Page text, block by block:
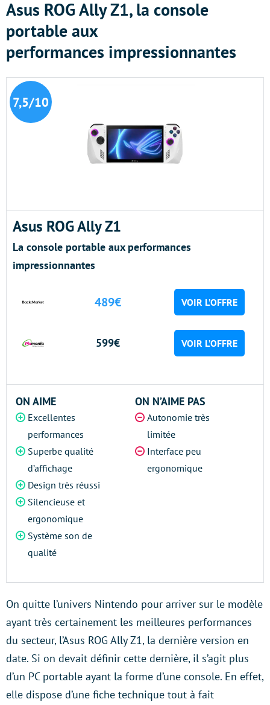
Asus ROG Ally Z1, la console
portable aux
performances impressionnantes
7,5/10
Asus ROG Ally Z1
La console portable aux performances
impressionnantes
489€ VOIR L’OFFRE
599€ VOIR L’OFFRE
ON AIME
Excellentes
performances
Superbe qualité
d’affichage
Design très réussi
Silencieuse et
ergonomique
Système son de
qualité
ON N’AIME PAS
Autonomie très
limitée
Interface peu
ergonomique
On quitte l’univers Nintendo pour arriver sur le modèle
ayant très certainement les meilleures performances
du secteur, l’Asus ROG Ally Z1, la dernière version en
date. Si on devait définir cette dernière, il s’agit plus
d’un PC portable ayant la forme d’une console. En effet,
elle dispose d’une fiche technique tout à fait